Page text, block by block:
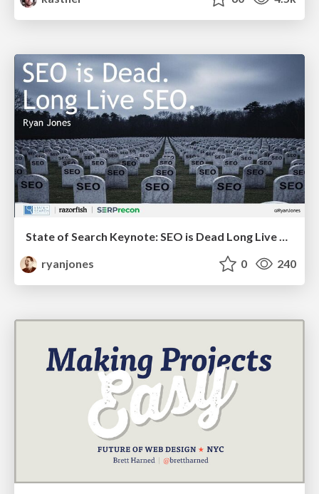
State of Search Keynote: SEO is Dead Long Live SEO
ryanjones
0 240